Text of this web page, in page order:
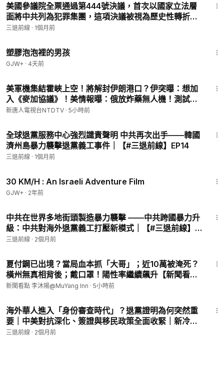
因為有一個組織，在背後系統性地、制度性地、不擇手段地，把
一部分在美國生活的中國人變成它手中的棋子。
二、主謀不是“中國人”，是中共的國家犯罪機器
個根本性的事實：大量涉及中國籍人士的重大犯罪，並非這些人
自主選擇的個人行為，而是中國共產黨作為組織者、資助者、保
護者，在背後主導、策劃或縱容的國家級違法活動。
中共動用的是一整套精密的國家機器。
中共國家安全部（MSS）——直接招募、訓練和部署在海外的間
諜網絡，策反在美國頂尖大學、國防承包商和軍工企業工作的華
系，滲透程度之深，讓美國情報界至今感到震驚。
政治異見人士、維權人士、法輪功學員和退黨人士實施追蹤、監
控、騷擾與威脅。它的特工人員，用旅遊簽證入境，住進美國的
高級住宅區，拍攝目標對象的日常行蹤，威脅其在中國的家屬。
中共“千人計劃”——以高薪、頭銜和豐厚的科研資源為誘餌，系
統性地引誘在美國頂尖高校和研究機構任職的學者，將聯邦政府
資助的尖端科研成果轉移至中國。這個計劃用“學術交流”的外衣
中共關聯跨國有組織犯罪集團——利用中共黨國體制提供的法律
灰色空間和金融渠道，在美國境內開展禮品卡詐騙、芬太尼前體
化學品供應等高度組織化的犯罪活動，每年從美國經濟中抽走數
美國參議院全票通過第444號決議，首次以國家立法層
面將中共列為犯罪集團，這項決議被視為歷史性轉折。
每一位仍保留黨、團、隊身份的人，都面臨無法迴避的
線】EP17
三退前線 · 1個月前
塑膠泡泡裡的男孩
GJW+ · 4天前
美軍機集結霍峽上空！將解封伊朗港口？伊突曝：想加
入《麥加協議》！美情報曝：俄放炸藥無人機！測試北
約底線？中共「反腐先鋒」秒落馬！挪威碉堡驚藏中共
新唐人電視台NTDTV · 5小時前
全球退黨服務中心強烈譴責聲明 中共再次出手——韓國
濟州島暴力襲擊退黨義工事件｜【#三退前線】EP14
三退前線 · 1個月前
30 KM/H : An Israeli Adventure Film
GJW+ · 2年前
中共在世界多地街頭製造暴力襲擊 ——中共跨國暴力升
級：中共對海外退黨義工打壓新模式｜【#三退前線】
EP10
三退前線 · 2個月前
夏付鋼已出境？當局血本抓「大哥」；近10萬被淹死？
橫州無真相背後；戴口罩！陽性率繼續飆升【新聞看點
李沐陽8.7】
新聞看點 李沐陽@MuYang Inn · 5小時前
海外華人進入「身份審查時代」？退黨證明為何突然重
要｜中美對抗深化、簽證與移民政策全面收緊｜新冷戰
下每個華人都要面對的選邊問題｜【#三退前線】EP9
三退前線 · 2個月前